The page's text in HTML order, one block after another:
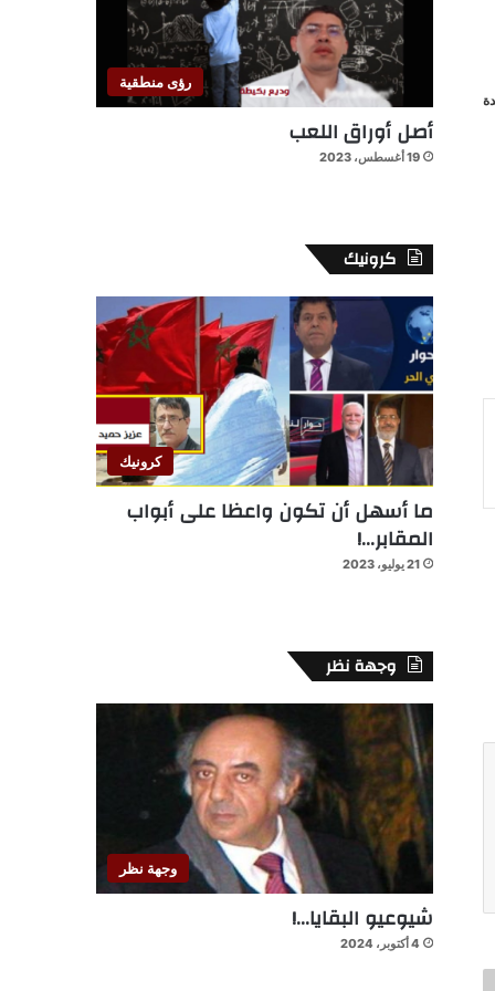
رؤى منطقية
أصل أوراق اللعب
19 أغسطس، 2023
كرونيك
كرونيك
ما أسهل أن تكون واعظا على أبواب
المقابر…!
21 يوليو، 2023
وجهة نظر
وجهة نظر
شيوعيو البقايا…!
4 أكتوبر، 2024